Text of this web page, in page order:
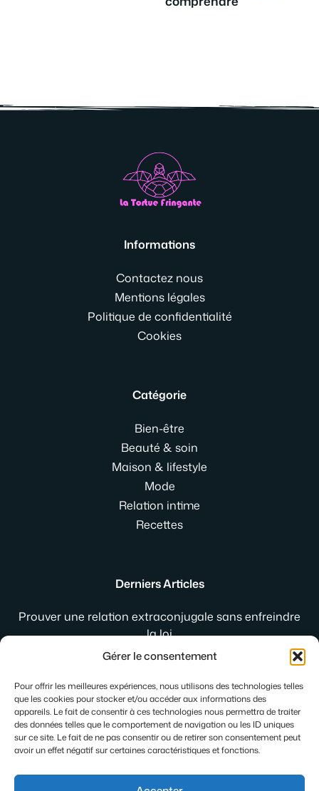
Gérer le consentement
Pour offrir les meilleures expériences, nous utilisons des technologies telles
que les cookies pour stocker et/ou accéder aux informations des
appareils. Le fait de consentir à ces technologies nous permettra de traiter
des données telles que le comportement de navigation ou les ID uniques
sur ce site. Le fait de ne pas consentir ou de retirer son consentement peut
avoir un effet négatif sur certaines caractéristiques et fonctions.
Informations
Contactez nous
Mentions légales
Politique de confidentialité
Cookies
Catégorie
Bien-être
Beauté & soin
Maison & lifestyle
Mode
Relation intime
Recettes
Derniers Articles
Prouver une relation extraconjugale sans enfreindre
la loi
Jogging de ville femme : comment le porter avec style
Gleese : la plateforme qui réinvente les rencontres
intimes